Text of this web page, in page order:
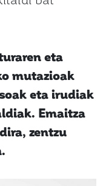
eta
mutazioak
eta irudiak
Emaitza
zentzu